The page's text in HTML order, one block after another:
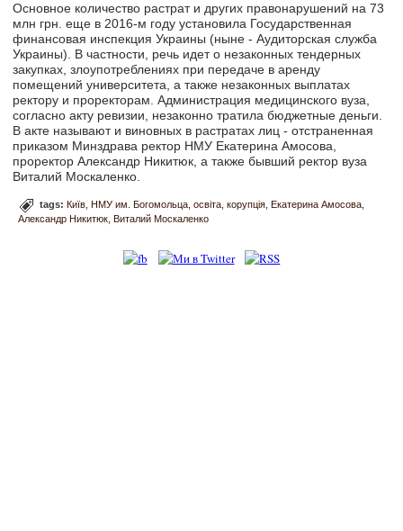
Основное количество растрат и других правонарушений на 73
млн грн. еще в 2016-м году установила Государственная
финансовая инспекция Украины (ныне - Аудиторская служба
Украины). В частности, речь идет о незаконных тендерных
закупках, злоупотреблениях при передаче в аренду
помещений университета, а также незаконных выплатах
ректору и проректорам. Администрация медицинского вуза,
согласно акту ревизии, незаконно тратила бюджетные деньги.
В акте называют и виновных в растратах лиц - отстраненная
приказом Минздрава ректор НМУ Екатерина Амосова,
проректор Александр Никитюк, а также бывший ректор вуза
Виталий Москаленко.
tags: Київ НМУ им. Богомольца освіта корупція
Екатерина Амосова
Александр Никитюк
Виталий Москаленко